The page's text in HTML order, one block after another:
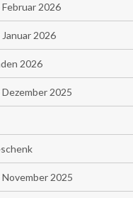
2026
2026
2026
2025
2025